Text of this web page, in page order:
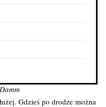
Gdzieś po drodze można